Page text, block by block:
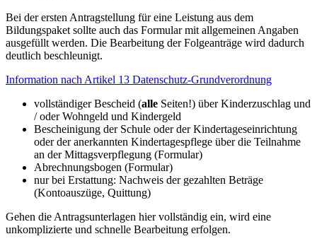
Bei der ersten Antragstellung für eine Leistung aus dem
Bildungspaket sollte auch das Formular mit allgemeinen Angaben
ausgefüllt werden. Die Bearbeitung der Folgeanträge wird dadurch
deutlich beschleunigt.
Information nach Artikel 13 Datenschutz-Grundverordnung
vollständiger Bescheid (alle Seiten!) über Kinderzuschlag und
/ oder Wohngeld und Kindergeld
Bescheinigung der Schule oder der Kindertageseinrichtung
oder der anerkannten Kindertagespflege über die Teilnahme
an der Mittagsverpflegung (Formular)
Abrechnungsbogen (Formular)
nur bei Erstattung: Nachweis der gezahlten Beträge
(Kontoauszüge, Quittung)
Gehen die Antragsunterlagen hier vollständig ein, wird eine
unkomplizierte und schnelle Bearbeitung erfolgen.